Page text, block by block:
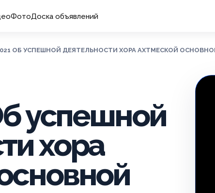
ФотоДоска объявлений
ОБ УСПЕШНОЙ ДЕЯТЕЛЬНОСТИ ХОРА АХТМЕСКОЙ
успешной
хора